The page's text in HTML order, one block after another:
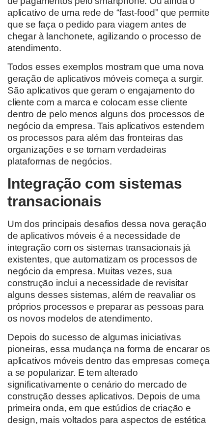
aplicativo de uma rede de “fast-food” que permite
que se faça o pedido para viagem antes de
chegar à lanchonete, agilizando o processo de
atendimento.
Todos esses exemplos mostram que uma nova
geração de aplicativos móveis começa a surgir.
São aplicativos que geram o engajamento do
cliente com a marca e colocam esse cliente
dentro de pelo menos alguns dos processos de
negócio da empresa. Tais aplicativos estendem
os processos para além das fronteiras das
organizações e se tornam verdadeiras
plataformas de negócios.
Integração com sistemas
transacionais
Um dos principais desafios dessa nova geração
de aplicativos móveis é a necessidade de
integração com os sistemas transacionais já
existentes, que automatizam os processos de
negócio da empresa. Muitas vezes, sua
construção inclui a necessidade de revisitar
alguns desses sistemas, além de reavaliar os
próprios processos e preparar as pessoas para
os novos modelos de atendimento.
Depois do sucesso de algumas iniciativas
pioneiras, essa mudança na forma de encarar os
aplicativos móveis dentro das empresas começa
a se popularizar. E tem alterado
significativamente o cenário do mercado de
construção desses aplicativos. Depois de uma
primeira onda, em que estúdios de criação e
design, mais voltados para aspectos de estética